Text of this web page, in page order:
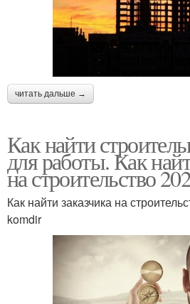
читать дальше →
Как найти
для работы. Как
на строительство
Как найти заказчика на
komdir